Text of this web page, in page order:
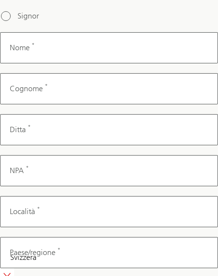
Signor
Nome *
Cognome *
Ditta *
NPA *
Località *
Paese/regione *